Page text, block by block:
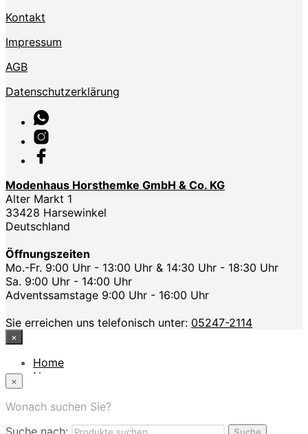
Kontakt
Impressum
AGB
Datenschutzerklärung
Modenhaus Horsthemke GmbH & Co. KG
Alter Markt 1
33428 Harsewinkel
Deutschland
Öffnungszeiten
Mo.-Fr. 9:00 Uhr - 13:00 Uhr & 14:30 Uhr - 18:30 Uhr
Sa. 9:00 Uhr - 14:00 Uhr
Adventssamstage 9:00 Uhr - 16:00 Uhr
Sie erreichen uns telefonisch unter: 05247-2114
×
Home
News
App
Nutzungbedingungen
×
Wonach suchen Sie?
Suche nach:
Suche